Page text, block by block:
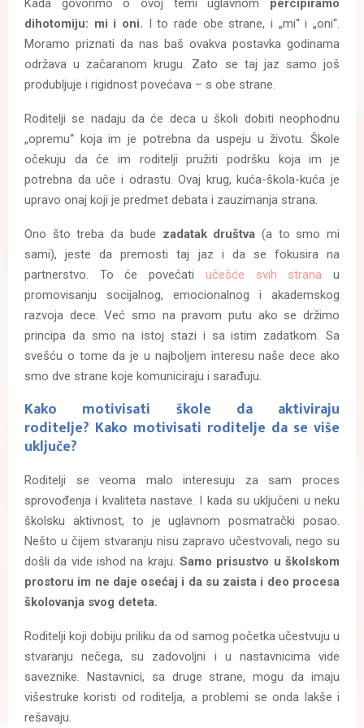
dihotomiju: mi i oni. I to rade obe strane, i „mi“ i „oni“.
Moramo priznati da nas baš ovakva postavka godinama
održava u začaranom krugu. Zato se taj jaz samo još
produbljuje i rigidnost povećava – s obe strane.
Roditelji se nadaju da će deca u školi dobiti neophodnu
„opremu“ koja im je potrebna da uspeju u životu. Škole
očekuju da će im roditelji pružiti podršku koja im je
potrebna da uče i odrastu. Ovaj krug, kuća-škola-kuća je
upravo onaj koji je predmet debata i zauzimanja strana.
Ono što treba da bude zadatak društva (a to smo mi
sami), jeste da premosti taj jaz i da se fokusira na
partnerstvo. To će povećati učešće svih strana u
promovisanju socijalnog, emocionalnog i akademskog
razvoja dece. Već smo na pravom putu ako se držimo
principa da smo na istoj stazi i sa istim zadatkom. Sa
svešću o tome da je u najboljem interesu naše dece ako
smo dve strane koje komuniciraju i sarađuju.
Kako motivisati škole da aktiviraju
roditelje? Kako motivisati roditelje da se više
uključe?
Roditelji se veoma malo interesuju za sam proces
sprovođenja i kvaliteta nastave. I kada su uključeni u neku
školsku aktivnost, to je uglavnom posmatrački posao.
Nešto u čijem stvaranju nisu zapravo učestvovali, nego su
došli da vide ishod na kraju. Samo prisustvo u školskom
prostoru im ne daje osećaj i da su zaista i deo procesa
školovanja svog deteta.
Roditelji koji dobiju priliku da od samog početka učestvuju u
stvaranju nečega, su zadovoljni i u nastavnicima vide
saveznike. Nastavnici, sa druge strane, mogu da imaju
višestruke koristi od roditelja, a problemi se onda lakše i
rešavaju.